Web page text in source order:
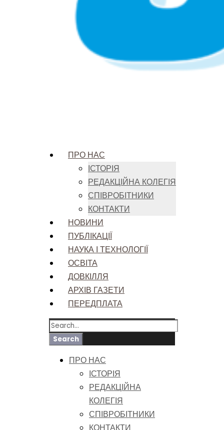
ПРО НАС
ІСТОРІЯ
РЕДАКЦІЙНА КОЛЕГІЯ
СПІВРОБІТНИКИ
КОНТАКТИ
НОВИНИ
ПУБЛІКАЦІЇ
НАУКА І ТЕХНОЛОГІЇ
ОСВІТА
ДОВКІЛЛЯ
АРХІВ ГАЗЕТИ
ПЕРЕДПЛАТА
ПРО НАС
ІСТОРІЯ
РЕДАКЦІЙНА
КОЛЕГІЯ
СПІВРОБІТНИКИ